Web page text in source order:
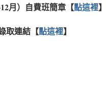
月）自費班簡章【點這裡】
取連結【點這裡】